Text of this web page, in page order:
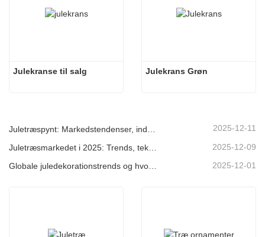
Julekranse til salg Julekrans Grøn
2025-12-11
2025-12-09
2025-12-01